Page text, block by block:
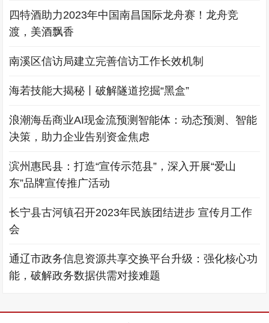
四特酒助力2023年中国南昌国际龙舟赛！龙舟竞
渡，美酒飘香
南溪区信访局建立完善信访工作长效机制
海若技能大揭秘丨破解隧道挖掘“黑盒”
浪潮海岳商业AI现金流预测智能体：动态预测、智能
决策，助力企业告别资金焦虑
滨州惠民县：打造“宣传示范县”，深入开展“爱山
东”品牌宣传推广活动
长宁县古河镇召开2023年民族团结进步 宣传月工作
会
通辽市政务信息资源共享交换平台升级：强化核心功
能，破解政务数据供需对接难题